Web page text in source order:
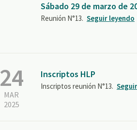
Sábado 29 de marzo de
Reunión N°13. Seguir leyendo
24
MAR
2025
Inscriptos HLP
Inscriptos reunión N°13.